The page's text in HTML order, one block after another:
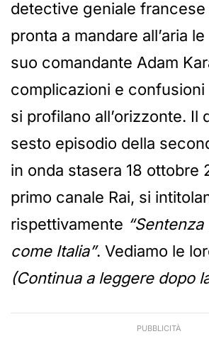
detective geniale francese
pronta a mandare all’aria
suo comandante Adam
complicazioni e confusioni
si profilano all’orizzonte. Il
sesto episodio della
in onda stasera 18 ottobre
primo canale Rai, si
rispettivamente “Sentenza
come Italia”. Vediamo le
(Continua a leggere dopo